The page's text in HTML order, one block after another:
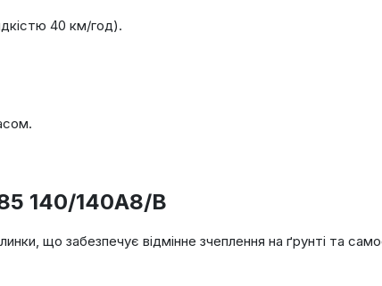
40 км/год).
140/140A8/B
що забезпечує відмінне зчеплення на ґрунті та